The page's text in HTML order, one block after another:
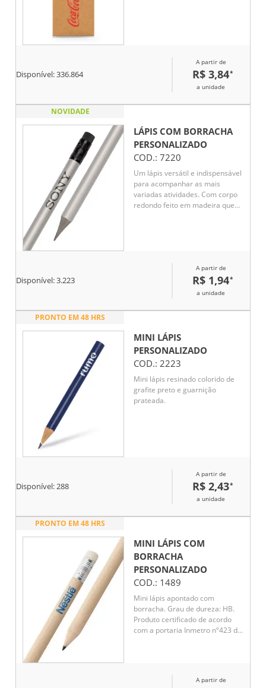
Disponível:336.864
A partir de
R$ 3,84*
a unidade
NOVIDADE
LÁPIS COM BORRACHA
PERSONALIZADO
COD.: 7220
Um lápis versátil e indispensável
para acompanhar as mais
variadas atividades. Com corpo
redondo feito em madeira que
a resistência e tonalidade ideais
para escrita e desenho no dia a
Disponível:3.223
A partir de
R$ 1,94*
a unidade
PRONTO EM 48 HRS
MINI LÁPIS
PERSONALIZADO
COD.: 2223
Mini lápis resinado colorido de
grafite preto e guarnição
prateada.
Disponível:288
A partir de
R$ 2,43*
a unidade
PRONTO EM 48 HRS
MINI LÁPIS COM
BORRACHA
PERSONALIZADO
COD.: 1489
Mini lápis apontado com
borracha. Grau de dureza: HB.
Produto certificado de acordo
com a portaria Inmetro nº423 de
A partir de